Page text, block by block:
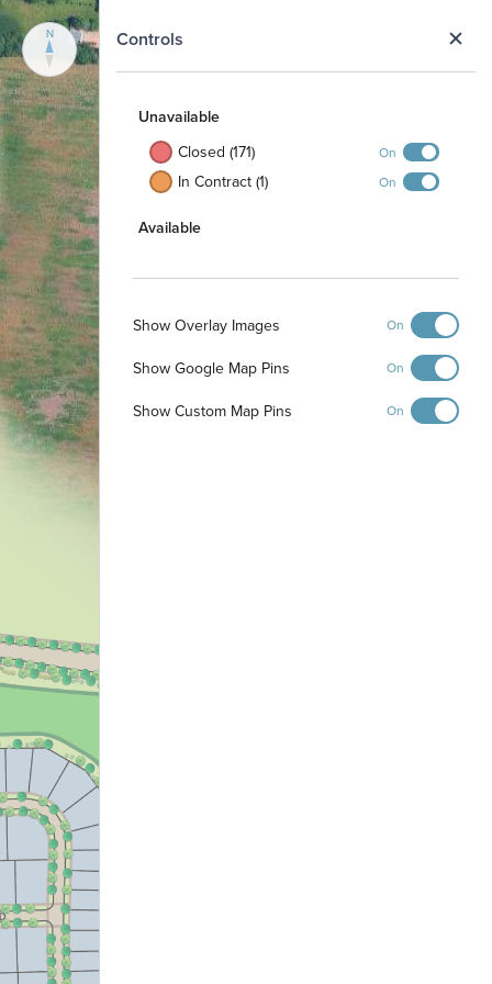
Controls
Unavailable
Closed (171)
On
In Contract (1) On
Available
Show Overlay Images On
Show Google Map Pins On
Show Custom Map Pins On
N